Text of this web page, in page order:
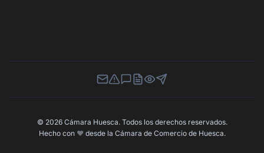
Newsletter
Canal de Denuncias
Buzón de Sugerencias
Perfil Contratante
Ley de Transparencia
Contacta con nosotros
© 2026 Cámara Huesca. Todos los derechos reservados.
Hecho con ❤️ desde la Cámara de Comercio de Huesca.